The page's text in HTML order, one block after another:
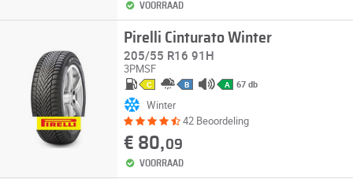
VOORRAAD
Pirelli Cinturato Winter
205/55 R16 91H
3PMSF
C B A 67 db
Winter
42 Beoordeling
€ 80,09
VOORRAAD